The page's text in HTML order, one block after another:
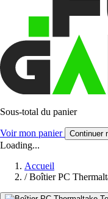
Sous-total du panier
Voir mon panier Continuer
Loading...
Accueil
/ Boîtier PC